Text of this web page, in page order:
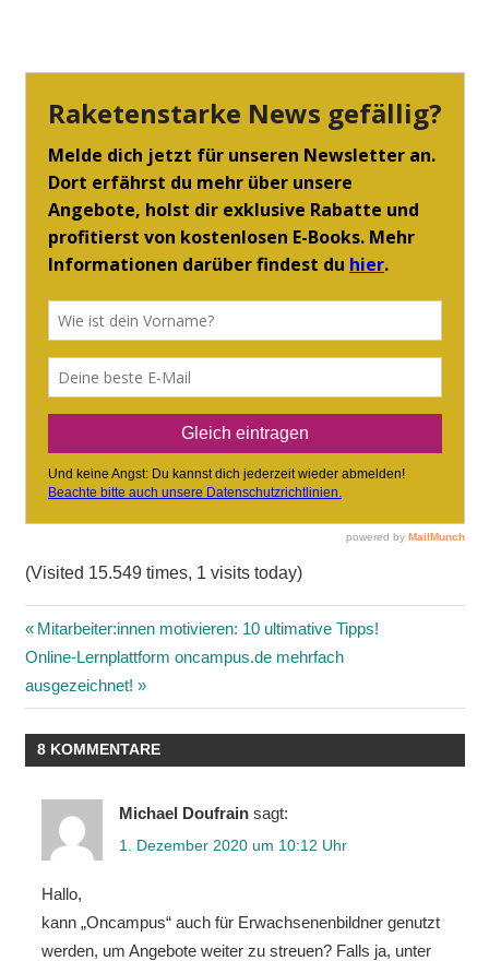
(Visited 15.549 times, 1 visits today)
Beitragsnavigation
Vorheriger
Beitrag:
Mitarbeiter:innen motivieren: 10 ultimative Tipps!
Nächster
Beitrag:
Online-Lernplattform oncampus.de mehrfach
ausgezeichnet!
8 KOMMENTARE
Michael Doufrain sagt:
1. Dezember 2020 um 10:12 Uhr
Hallo,
kann „Oncampus“ auch für Erwachsenenbildner genutzt
werden, um Angebote weiter zu streuen? Falls ja, unter